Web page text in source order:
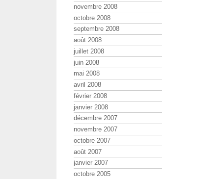
novembre 2008
octobre 2008
septembre 2008
août 2008
juillet 2008
juin 2008
mai 2008
avril 2008
février 2008
janvier 2008
décembre 2007
novembre 2007
octobre 2007
août 2007
janvier 2007
octobre 2005